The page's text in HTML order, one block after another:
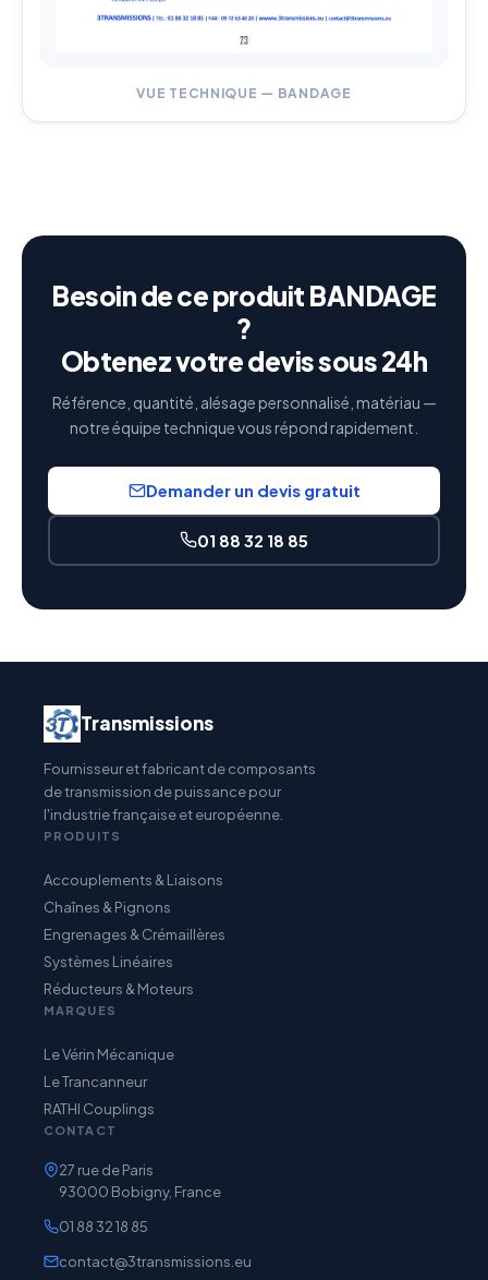
VUE TECHNIQUE — BANDAGE
Besoin de ce produit BANDAGE
?
Obtenez votre devis sous 24h
Référence, quantité, alésage personnalisé, matériau —
notre équipe technique vous répond rapidement.
Demander un devis gratuit
01 88 32 18 85
Transmissions
Fournisseur et fabricant de composants
de transmission de puissance pour
l'industrie française et européenne.
PRODUITS
Accouplements & Liaisons
Chaînes & Pignons
Engrenages & Crémaillères
Systèmes Linéaires
Réducteurs & Moteurs
MARQUES
Le Vérin Mécanique
Le Trancanneur
RATHI Couplings
CONTACT
27 rue de Paris
93000 Bobigny, France
01 88 32 18 85
contact@3transmissions.eu